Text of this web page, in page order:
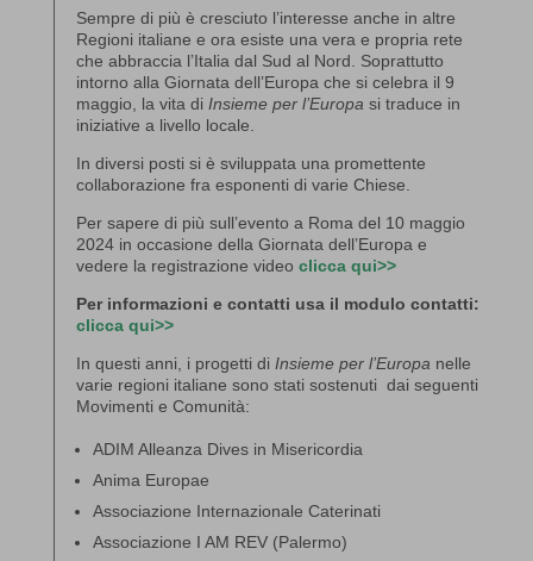
Sempre di più è cresciuto l’interesse anche in altre
Regioni italiane e ora esiste una vera e propria rete
che abbraccia l’Italia dal Sud al Nord. Soprattutto
intorno alla Giornata dell’Europa che si celebra il 9
maggio, la vita di Insieme per l’Europa si traduce in
iniziative a livello locale.
In diversi posti si è sviluppata una promettente
collaborazione fra esponenti di varie Chiese.
Per sapere di più sull’evento a Roma del 10 maggio
2024 in occasione della Giornata dell’Europa e
vedere la registrazione video clicca qui>>
Per informazioni e contatti usa il modulo contatti:
clicca qui>>
In questi anni, i progetti di Insieme per l’Europa nelle
varie regioni italiane sono stati sostenuti dai seguenti
Movimenti e Comunità:
ADIM Alleanza Dives in Misericordia
Anima Europae
Associazione Internazionale Caterinati
Associazione I AM REV (Palermo)